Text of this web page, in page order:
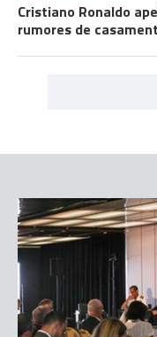
Cristiano Ronaldo
rumores de